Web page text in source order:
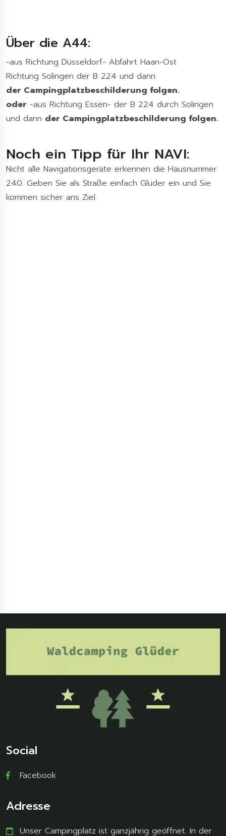
Über die A44:
-aus Richtung Düsseldorf- Abfahrt Haan-Ost
Richtung Solingen der B 224 und dann
der Campingplatzbeschilderung folgen.
oder -aus Richtung Essen- der B 224 durch Solingen
und dann der Campingplatzbeschilderung folgen.
Noch ein Tipp für Ihr NAVI:
Nicht alle Navigationsgeräte erkennen die Hausnummer
240. Geben Sie als Straße einfach Glüder ein und Sie
kommen sicher ans Ziel.
Social
Facebook
Adresse
Unser Campingplatz ist ganzjährig geöffnet. In der